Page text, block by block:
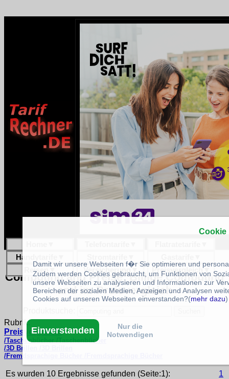
Handytarife
Reisen
Versicherung▼ Preisvergleich ▼
Computing and Preise: Billige Computing
and im Preisvergleich
Rubrik:
Preisvergleich/
/Taschenbücher /Taschenbücher
/3D Brillen /3D Brillen
/Fremdsprachige Bücher /Fremdsprachige Bücher
Es wurden 10 Ergebnisse gefunden (Seite:1): 1
Cookie
Damit wir unsere Webseiten f�r Sie optimieren und
Zudem werden Cookies gebraucht, um Funktionen von
unsere Webseiten zu analysieren und Informationen zur
Bereichen der sozialen Medien, Anzeigen und Analysen
Cookies auf unseren Webseiten einverstanden?(mehr dazu)
Einverstanden
Nur die
Notwendigen